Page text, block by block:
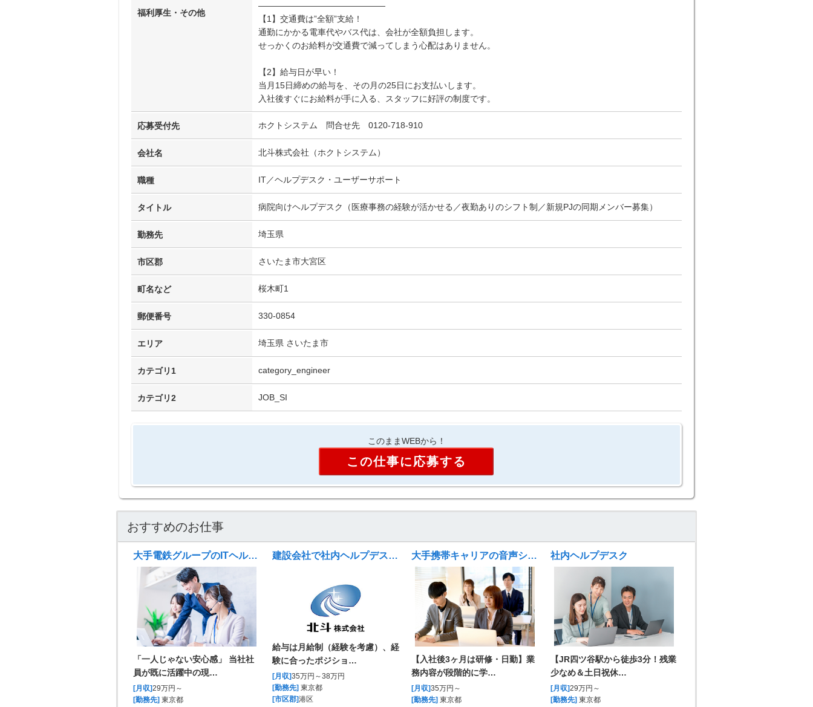
福利厚生・その他
―――――――――――――――
【1】交通費は”全額”支給！
通勤にかかる電車代やバス代は、会社が全額負担します。
せっかくのお給料が交通費で減ってしまう心配はありません。
【2】給与日が早い！
当月15日締めの給与を、その月の25日にお支払いします。
入社後すぐにお給料が手に入る、スタッフに好評の制度です。
応募受付先 ホクトシステム 問合せ先 0120-718-910
会社名 北斗株式会社（ホクトシステム）
職種 IT／ヘルプデスク・ユーザーサポート
タイトル 病院向けヘルプデスク（医療事務の経験が活かせる／夜勤ありのシフト制／新規PJの同期メンバー募集）
勤務先 埼玉県
市区郡 さいたま市大宮区
町名など 桜木町1
郵便番号 330-0854
エリア 埼玉県 さいたま市
カテゴリ1 category_engineer
カテゴリ2 JOB_SI
このままWEBから！
この仕事に応募する
おすすめのお仕事
大手電鉄グループのITヘルプデスク・運用支援
「一人じゃない安心感」 当社社
員が既に活躍中の現…
[月収]29万円～
[勤務先] 東京都
建設会社で社内ヘルプデスク ※Google Workspace導入PJ
給与は月給制（経験を考慮）、経
験に合ったポジショ…
[月収]35万円～38万円
[勤務先] 東京都
[市区郡]港区
大手携帯キャリアの音声システムヘルプデスク（テクニカルサポート）
【入社後3ヶ月は研修・日勤】業
務内容が段階的に学…
[月収]35万円～
[勤務先] 東京都
社内ヘルプデスク
【JR四ツ谷駅から徒歩3分！残業
少なめ＆土日祝休…
[月収]29万円～
[勤務先] 東京都